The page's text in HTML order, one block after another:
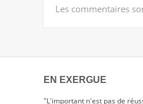
Les commentaires
EN EXERGUE
"L'important n'est pas de